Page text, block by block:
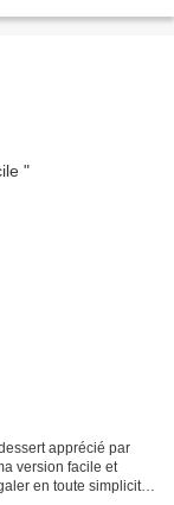
apprécié par
version facile et
en toute simplicité.